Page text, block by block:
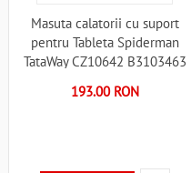
Masuta calatorii cu suport
pentru Tableta Spiderman
TataWay CZ10642 B3103463
193.00 RON